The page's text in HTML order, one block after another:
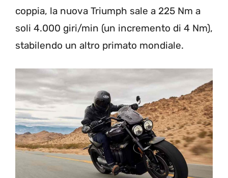
coppia, la nuova Triumph sale a 225 Nm a
soli 4.000 giri/min (un incremento di 4 Nm),
stabilendo un altro primato mondiale.